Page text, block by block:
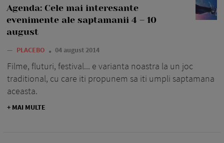
Agenda: Cele mai interesante
evenimente ale saptamanii 4 – 10
august
— PLACEBO 04 august 2014
Filme, fluturi, festival... e varianta noastra la un joc
traditional, cu care iti propunem sa iti umpli saptamana
aceasta.
+ MAI MULTE